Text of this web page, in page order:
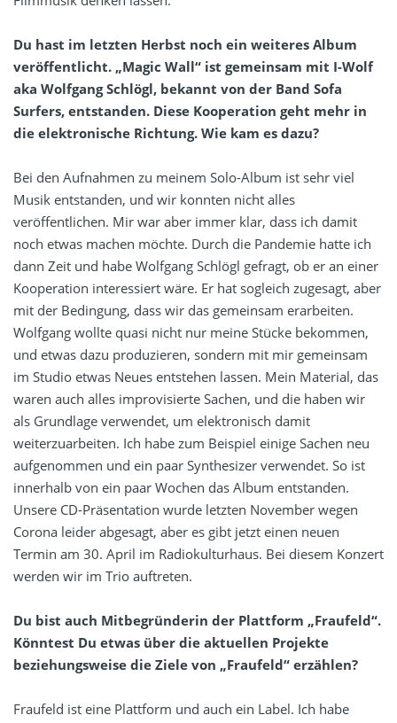
Du hast im letzten Herbst noch ein weiteres Album
veröffentlicht. „Magic Wall“ ist gemeinsam mit I-Wolf
aka Wolfgang Schlögl, bekannt von der Band Sofa
Surfers, entstanden. Diese Kooperation geht mehr in
die elektronische Richtung. Wie kam es dazu?
Bei den Aufnahmen zu meinem Solo-Album ist sehr viel
Musik entstanden, und wir konnten nicht alles
veröffentlichen. Mir war aber immer klar, dass ich damit
noch etwas machen möchte. Durch die Pandemie hatte ich
dann Zeit und habe Wolfgang Schlögl gefragt, ob er an einer
Kooperation interessiert wäre. Er hat sogleich zugesagt, aber
mit der Bedingung, dass wir das gemeinsam erarbeiten.
Wolfgang wollte quasi nicht nur meine Stücke bekommen,
und etwas dazu produzieren, sondern mit mir gemeinsam
im Studio etwas Neues entstehen lassen. Mein Material, das
waren auch alles improvisierte Sachen, und die haben wir
als Grundlage verwendet, um elektronisch damit
weiterzuarbeiten. Ich habe zum Beispiel einige Sachen neu
aufgenommen und ein paar Synthesizer verwendet. So ist
innerhalb von ein paar Wochen das Album entstanden.
Unsere CD-Präsentation wurde letzten November wegen
Corona leider abgesagt, aber es gibt jetzt einen neuen
Termin am 30. April im Radiokulturhaus. Bei diesem Konzert
werden wir im Trio auftreten.
Du bist auch Mitbegründerin der Plattform „Fraufeld“.
Könntest Du etwas über die aktuellen Projekte
beziehungsweise die Ziele von „Fraufeld“ erzählen?
Fraufeld ist eine Plattform und auch ein Label. Ich habe